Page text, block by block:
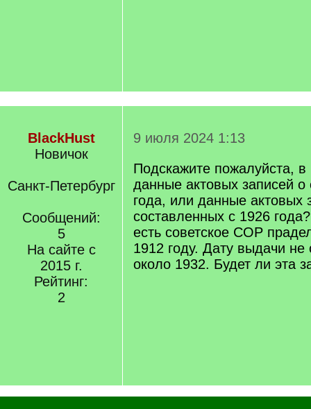
BlackHust
Новичок
Санкт-Петербург
Сообщений:
5
На сайте с
2015 г.
Рейтинг:
2
9 июля 2024 1:13
Подскажите пожалуйста,
данные актовых записей о
года, или данные актовых
составленных с 1926
есть советское СОР
1912 году. Дату выдачи не
около 1932. Будет ли эта